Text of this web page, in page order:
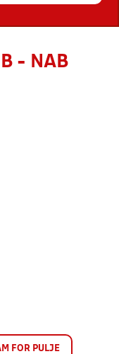
- NAB
FOR PULJE